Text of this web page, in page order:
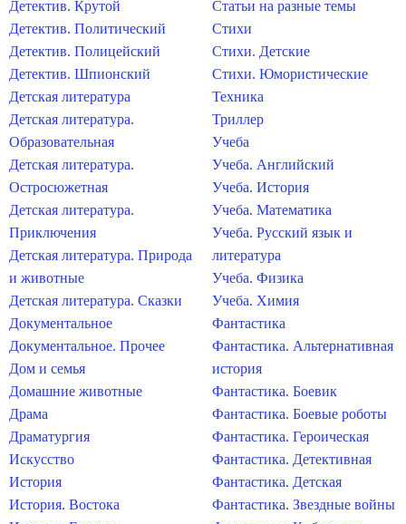
Детектив. Крутой
Детектив. Политический
Детектив. Полицейский
Детектив. Шпионский
Детская литература
Детская литература.
Образовательная
Детская литература.
Остросюжетная
Детская литература.
Приключения
Детская литература. Природа
и животные
Детская литература. Сказки
Документальное
Документальное. Прочее
Дом и семья
Домашние животные
Драма
Драматургия
Искусство
История
История. Востока
Статьи на разные темы
Стихи
Стихи. Детские
Стихи. Юмористические
Техника
Триллер
Учеба
Учеба. Английский
Учеба. История
Учеба. Математика
Учеба. Русский язык и
литература
Учеба. Физика
Учеба. Химия
Фантастика
Фантастика. Альтернативная
история
Фантастика. Боевик
Фантастика. Боевые роботы
Фантастика. Героическая
Фантастика. Детективная
Фантастика. Детская
Фантастика. Звездные войны